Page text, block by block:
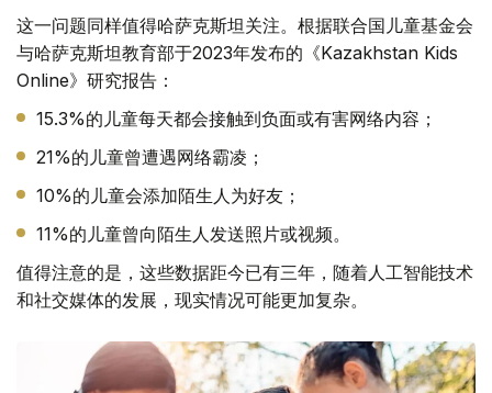
这一问题同样值得哈萨克斯坦关注。根据联合国儿童基金会
与哈萨克斯坦教育部于2023年发布的《Kazakhstan Kids
Online》研究报告：
15.3%的儿童每天都会接触到负面或有害网络内容；
21%的儿童曾遭遇网络霸凌；
10%的儿童会添加陌生人为好友；
11%的儿童曾向陌生人发送照片或视频。
值得注意的是，这些数据距今已有三年，随着人工智能技术
和社交媒体的发展，现实情况可能更加复杂。